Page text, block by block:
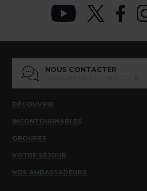
NOUS CONTACTER
DÉCOUVRIR
INCONTOURNABLES
GROUPES
VOTRE SÉJOUR
VOS AMBASSADEURS